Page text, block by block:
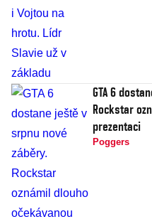
GTA 6
Rockstar
prezentaci
Poggers